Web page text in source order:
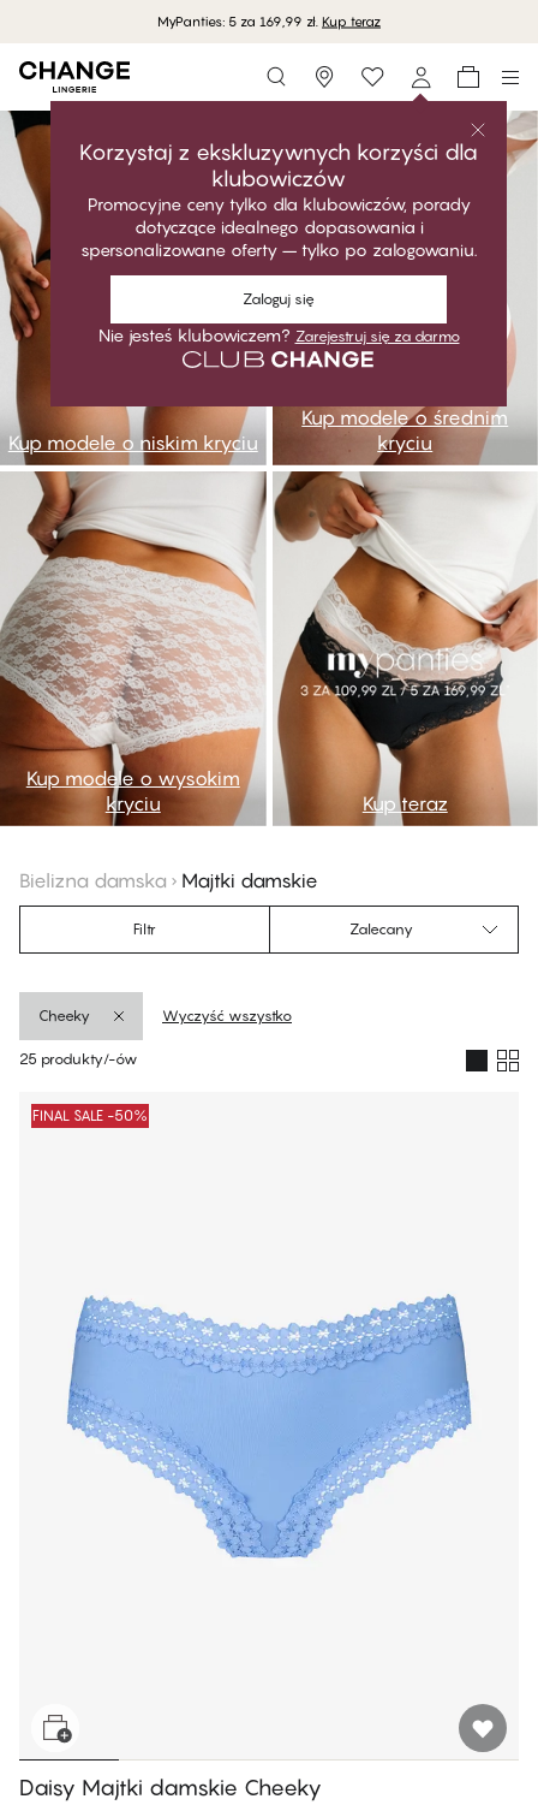
MyPanties: 5 za 169,99 zł. Kup teraz
Storefinder
Korzystaj z ekskluzywnych korzyści dla
klubowiczów
Promocyjne ceny tylko dla klubowiczów, porady
dotyczące idealnego dopasowania i
spersonalizowane oferty – tylko po zalogowaniu.
Zaloguj się
Nie jesteś klubowiczem? Zarejestruj się za darmo
go1
Kup modele o niskim kryciu
Kup modele o średnim
kryciu
Kup modele o wysokim
kryciu
go4
Kup teraz
Bielizna damska Majtki damskie
Filtr Zalecany
Cheeky Wyczyść wszystko
25 produkty/-ów
Produkty
FINAL SALE -50%
Daisy Majtki damskie Cheeky